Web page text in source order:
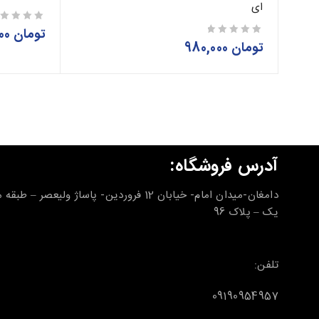
ای
تومان
تومان
آدرس فروشگاه:
دامغان-میدان امام- خیابان 12 فروردین- پاساژ ولیعصر –
یک – پلاک 96
تلفن:
09190954957